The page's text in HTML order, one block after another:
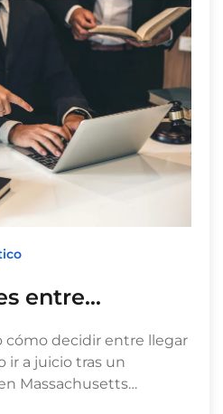
entre…
cómo decidir entre llegar
ir a juicio tras un
Massachusetts…